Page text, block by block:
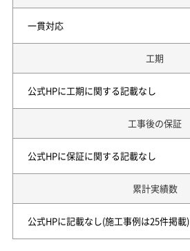
一貫対応
工期
公式HPに工期に関する記載なし
工事後の保証
公式HPに保証に関する記載なし
累計実績数
公式HPに記載なし(施工事例は25件掲載)